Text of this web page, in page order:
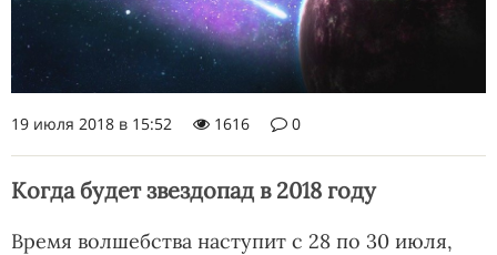
19 июля 2018 в 15:52 1616 0
Когда будет звездопад в 2018 году
Время волшебства наступит с 28 по 30 июля,